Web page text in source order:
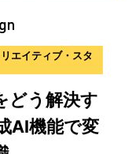
法と思考プロセス
セスを学
ら音を仕上